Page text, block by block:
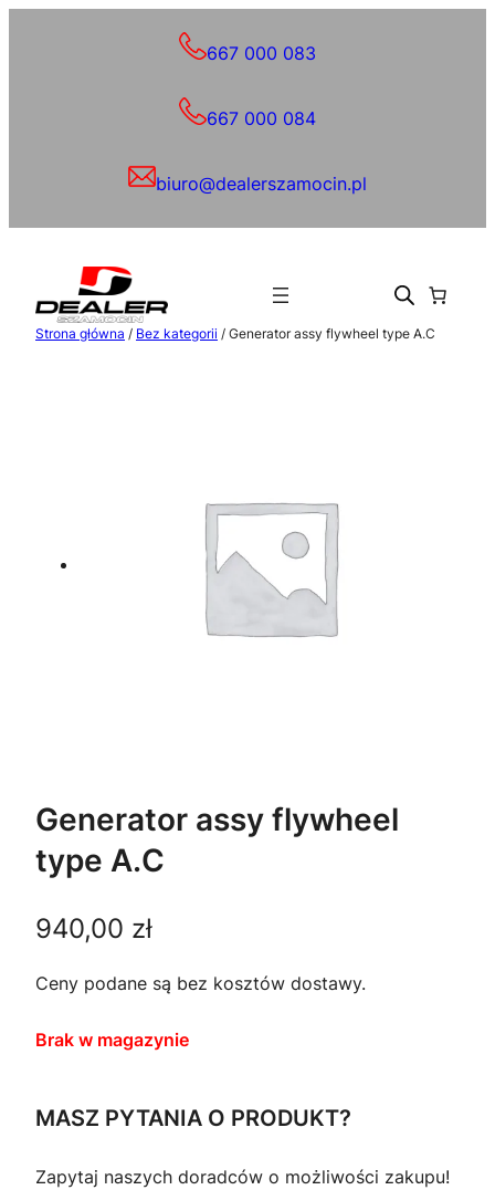
667 000 083
667 000 084
biuro@dealerszamocin.pl
Strona główna / Bez kategorii / Generator assy flywheel type A.C
Generator assy flywheel
type A.C
940,00 zł
Ceny podane są bez kosztów dostawy.
Brak w magazynie
MASZ PYTANIA O PRODUKT?
Zapytaj naszych doradców o możliwości zakupu!